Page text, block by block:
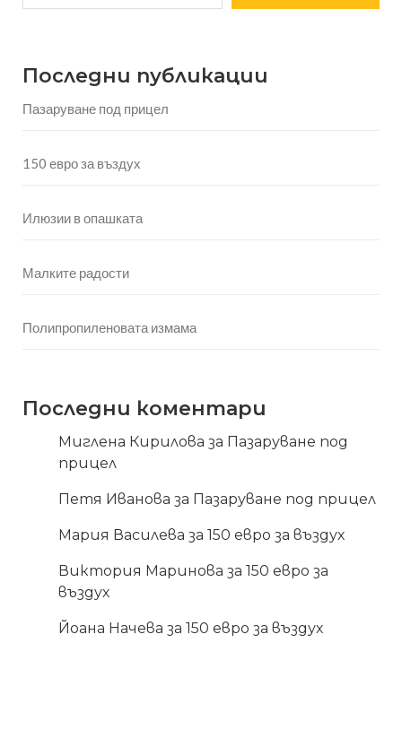
Последни публикации
Пазаруване под прицел
150 евро за въздух
Илюзии в опашката
Малките радости
Полипропиленовата измама
Последни коментари
Миглена Кирилова за Пазаруване под
прицел
Петя Иванова за Пазаруване под прицел
Мария Василева за 150 евро за въздух
Виктория Маринова за 150 евро за
въздух
Йоана Начева за 150 евро за въздух